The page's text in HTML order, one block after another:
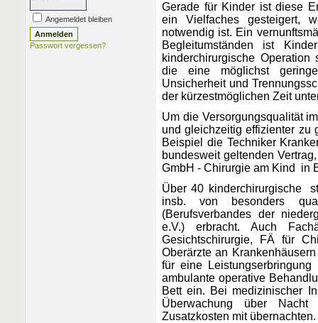
Angemeldet bleiben
Passwort vergessen?
Gerade für Kinder ist diese
ein Vielfaches gesteigert,
notwendig ist. Ein
Begleitumständen ist
kinderchirurgische
die eine möglichst
Unsicherheit und
der kürzestmöglichen Zeit
Um die Versorgungsqualität
und gleichzeitig effizienter zu
Beispiel die Techniker
bundesweit geltenden
GmbH - Chirurgie am Kind in
Über 40 kinderchirurgische
insb. von besonders
(Berufsverbandes der
e.V.) erbracht. Auch
Gesichtschirurgie, FÄ für
Oberärzte an
für eine
ambulante operative
Bett ein. Bei medizinischer
Überwachung über Nacht
Zusatzkosten mit übernachten.